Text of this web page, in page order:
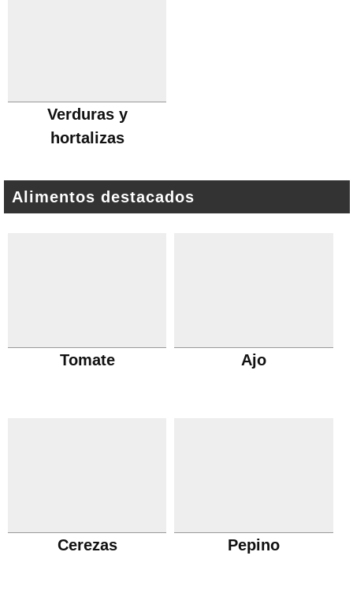
Verduras y
hortalizas
Alimentos destacados
Tomate Ajo
Cerezas Pepino